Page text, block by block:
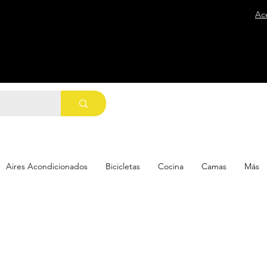
Aires Acondicionados Bicicletas Cocina Camas Más